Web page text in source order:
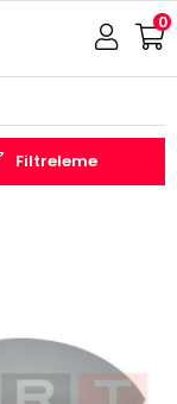
0
Filtreleme